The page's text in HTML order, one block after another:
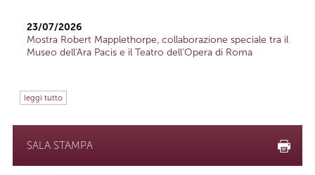
23/07/2026
Mostra Robert Mapplethorpe, collaborazione speciale tra il
Museo dell'Ara Pacis e il Teatro dell'Opera di Roma
leggi tutto
SALA STAMPA